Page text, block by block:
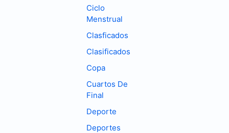
Ciclo
Menstrual
Clasficados
Clasificados
Copa
Cuartos De
Final
Deporte
Deportes